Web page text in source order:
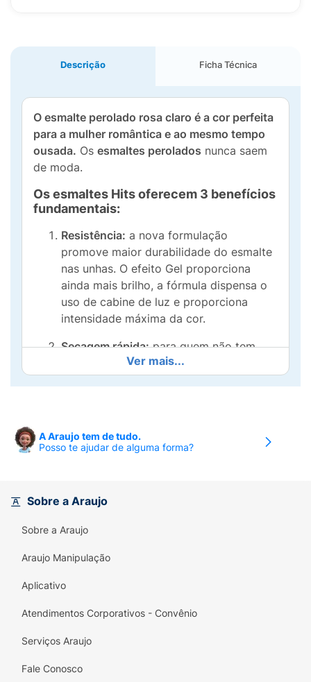
Descrição Ficha Técnica
O esmalte perolado rosa claro é a cor perfeita
para a mulher romântica e ao mesmo tempo
ousada. Os esmaltes perolados nunca saem
de moda.
Os esmaltes Hits oferecem 3 benefícios
fundamentais:
Resistência: a nova formulação
promove maior durabilidade do esmalte
nas unhas. O efeito Gel proporciona
ainda mais brilho, a fórmula dispensa o
uso de cabine de luz e proporciona
intensidade máxima da cor.
Secagem rápida:para quem não tem
tempo a perder e precisa de um esmalte
eficiente.
componentes que podem causar
alergias.
Ver mais...
A Araujo tem de tudo.
Posso te ajudar de alguma forma?
Sobre a Araujo
Sobre a Araujo
Araujo Manipulação
Aplicativo
Atendimentos Corporativos - Convênio
Serviços Araujo
Fale Conosco